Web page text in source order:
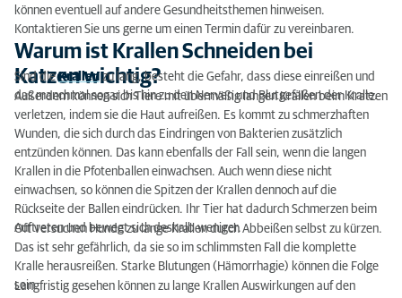
Wann und wie oft sollte man die Krallen kürzen?
Korrekte Vorgehensweise beim Krallen schneiden
Das richtige Gerät zum Krallen Schneiden
Wie oft Krallen Schneiden Hund / Katze?
Bei Hund und Katze Krallen schneiden – die Kosten
beim Tierarzt
Fazit – Krallen schneiden bei Katzen und Hunden
können eventuell auf andere Gesundheitsthemen hinweisen.
Kontaktieren Sie uns gerne um einen Termin dafür zu vereinbaren.
Warum ist Krallen Schneiden bei
Katzen wichtig?
Sind dieKrallen zu lang, besteht die Gefahr, dass diese einreißen und
das manchmal sogar bis hin zu den Nerven und Blutgefäßen der Kralle.
Außerdem können sich Tiere mit übermäßig langen Krallen beim Kratzen
verletzen, indem sie die Haut aufreißen. Es kommt zu schmerzhaften
Wunden, die sich durch das Eindringen von Bakterien zusätzlich
entzünden können. Das kann ebenfalls der Fall sein, wenn die langen
Krallen in die Pfotenballen einwachsen. Auch wenn diese nicht
einwachsen, so können die Spitzen der Krallen dennoch auf die
Rückseite der Ballen eindrücken. Ihr Tier hat dadurch Schmerzen beim
Auftreten und bewegt sich deshalb weniger.
Oft versuchen Hunde zu lange Krallen durch Abbeißen selbst zu kürzen.
Das ist sehr gefährlich, da sie so im schlimmsten Fall die komplette
Kralle herausreißen. Starke Blutungen (Hämorrhagie) können die Folge
sein.
Langfristig gesehen können zu lange Krallen Auswirkungen auf den